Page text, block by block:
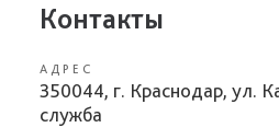
Контакты
АДРЕС
350044, г. Краснодар, ул.
служба